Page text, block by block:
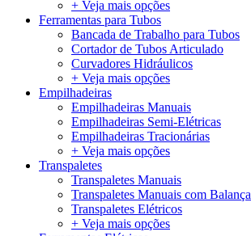
+ Veja mais opções
Ferramentas para Tubos
Bancada de Trabalho para Tubos
Cortador de Tubos Articulado
Curvadores Hidráulicos
+ Veja mais opções
Empilhadeiras
Empilhadeiras Manuais
Empilhadeiras Semi-Elétricas
Empilhadeiras Tracionárias
+ Veja mais opções
Transpaletes
Transpaletes Manuais
Transpaletes Manuais com Balança
Transpaletes Elétricos
+ Veja mais opções